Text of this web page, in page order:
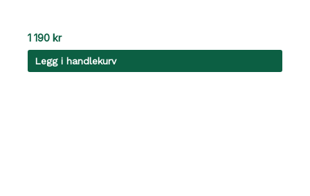
1 190 kr
Legg i handlekurv